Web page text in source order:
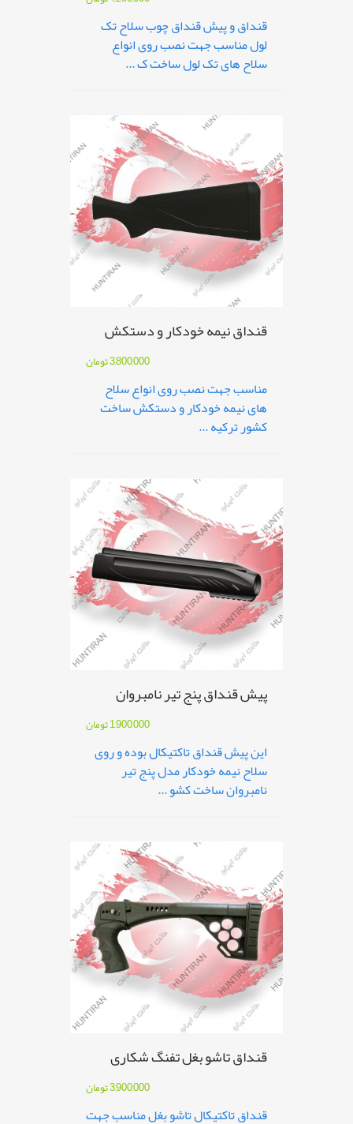
قنداق و پیش قنداق چوب سلاح تک
لول مناسب جهت نصب روی انواع
سلاح های تک لول ساخت ک ...
قنداق نیمه خودکار و دستکش
3,800,000تومان
مناسب جهت نصب روی انواع سلاح
های نیمه خودکار و دستکش ساخت
کشور ترکیه ...
پیش قنداق پنج تیر نامبروان
1,900,000تومان
این پیش قنداق تاکتیکال بوده و روی
سلاح نیمه خودکار مدل پنج تیر
نامبروان ساخت کشو ...
قنداق تاشو بغل تفنگ شکاری
3,900,000تومان
قنداق تاکتیکال تاشو بغل مناسب جهت